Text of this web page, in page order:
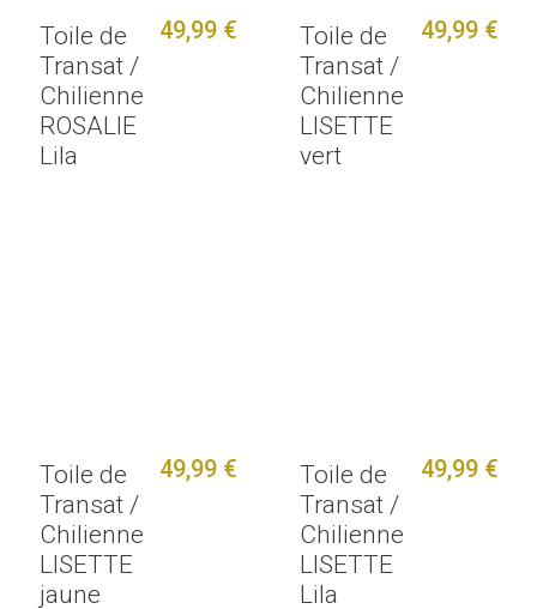
Toile de
Transat /
Chilienne
ROSALIE
Lila
49,99 €
Toile de
Transat /
Chilienne
LISETTE
vert
49,99 €
Toile de
Transat /
Chilienne
LISETTE
jaune
49,99 €
Toile de
Transat /
Chilienne
LISETTE
Lila
49,99 €